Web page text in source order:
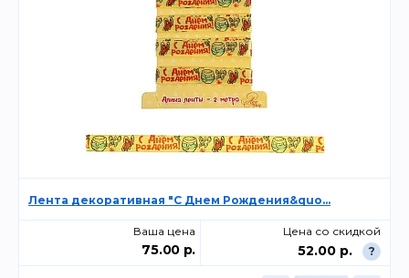
Лента декоративная "С Днем Рождения&quo...
Ваша цена
75.00 р.
Цена со скидкой
52.00 р. ?